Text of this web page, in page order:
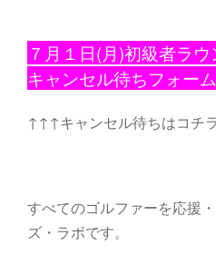
７月１日(月)初級者ラ
キャンセル待ちフォーム
↑↑↑キャンセル待ちはコチ
すべてのゴルファーを応援
ズ・ラボです。